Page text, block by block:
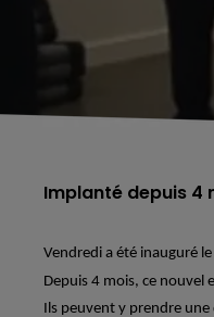
Implanté depuis 4
Vendredi a été inauguré
Depuis 4 mois, ce nouvel
Ils peuvent y prendre